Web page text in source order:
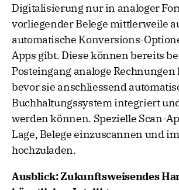
Digitalisierung nur in analoger
vorliegender Belege mittlerweile
automatische Konversions-
Apps gibt. Diese können bereits
Posteingang analoge
bevor sie anschliessend
Buchhaltungssystem integriert
werden können. Spezielle Scan-
Lage, Belege einzuscannen und
hochzuladen.
Ausblick: Zukunftsweisendes